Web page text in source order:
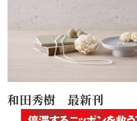
和田秀樹 最新刊